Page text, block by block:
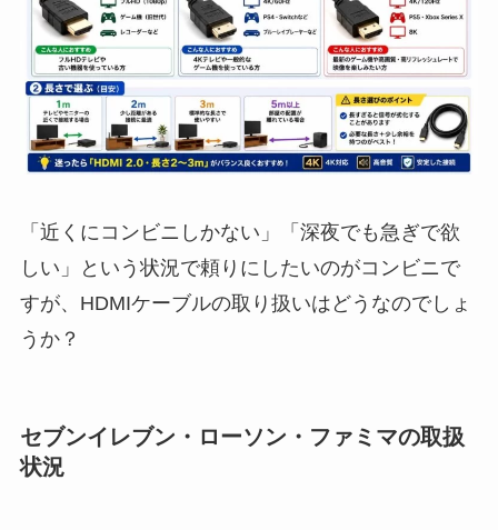
「近くにコンビニしかない」「深夜でも急ぎで欲
しい」という状況で頼りにしたいのがコンビニで
すが、HDMIケーブルの取り扱いはどうなのでしょ
うか？
セブンイレブン・ローソン・ファミマの取扱
状況